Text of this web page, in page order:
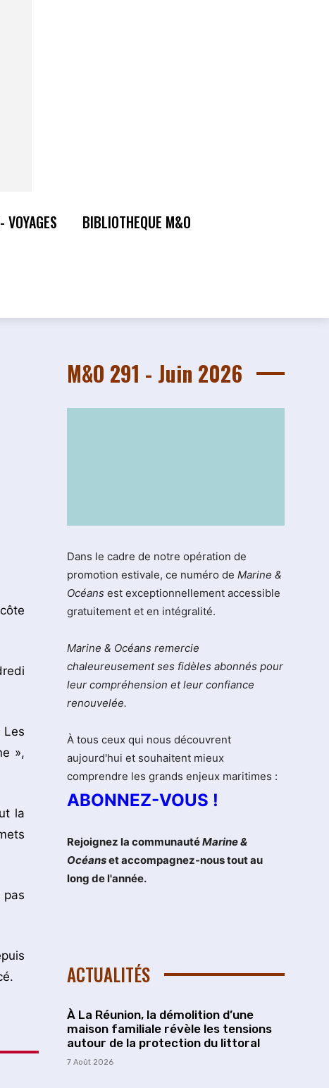
VOYAGES BIBLIOTHEQUE M&O
»,
la
pas
M&O 291 - Juin 2026
Dans le cadre de notre opération de
promotion estivale, ce numéro de Marine &
Océans est exceptionnellement accessible
gratuitement et en intégralité.
Marine & Océans remercie
chaleureusement ses fidèles abonnés pour
leur compréhension et leur confiance
renouvelée.
À tous ceux qui nous découvrent
aujourd'hui et souhaitent mieux
comprendre les grands enjeux maritimes :
ABONNEZ-VOUS !
Rejoignez la communautéMarine &
Océanset accompagnez-nous tout au
long de l'année.
ACTUALITÉS
À La Réunion, la démolition d’une
maison familiale révèle les tensions
autour de la protection du littoral
7 Août 2026